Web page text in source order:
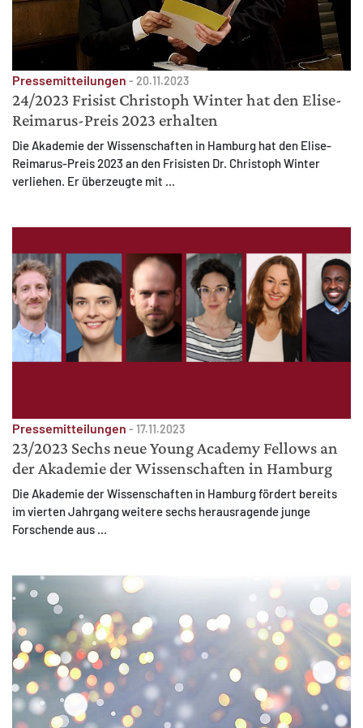
Pressemitteilungen - 20.11.2023
24/2023 Frisist Christoph Winter hat den Elise-
Reimarus-Preis 2023 erhalten
Die Akademie der Wissenschaften in Hamburg hat den Elise-
Reimarus-Preis 2023 an den Frisisten Dr. Christoph Winter
verliehen. Er überzeugte mit ...
Pressemitteilungen - 17.11.2023
23/2023 Sechs neue Young Academy Fellows an
der Akademie der Wissenschaften in Hamburg
Die Akademie der Wissenschaften in Hamburg fördert bereits
im vierten Jahrgang weitere sechs herausragende junge
Forschende aus ...